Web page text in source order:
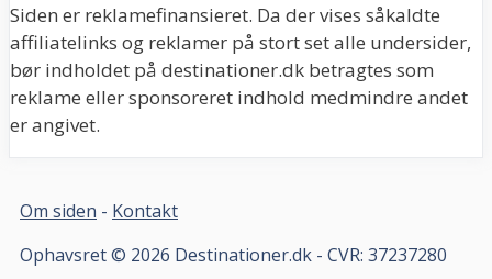
Siden er reklamefinansieret. Da der vises såkaldte
affiliatelinks og reklamer på stort set alle undersider,
bør indholdet på destinationer.dk betragtes som
reklame eller sponsoreret indhold medmindre andet
er angivet.
Om siden - Kontakt
Ophavsret © 2026 Destinationer.dk - CVR: 37237280